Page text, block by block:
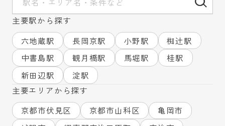
京都で不動産をお探しの方、住み替えや買い替え
をご検討中の方は、ぜひ一度ご相談ください。
【伏見区の不動産のことならハウスプロジェク
トにお任せください】
■伏見区の不動産(戸建)はこちら
■ 亀岡市の不動産(戸建)はこちら
■ 田舎暮らしに最適な物件はこちら
■不動産売却についてはこちら
■ ハウスプロジェクトの事業内容はこちら
主要駅から探す
六地蔵駅
長岡京駅 小野駅
椥辻駅
中書島駅
観月橋駅 馬堀駅
桂駅
新田辺駅
淀駅
主要エリアから探す
京都市伏見区
京都市山科区
亀岡市